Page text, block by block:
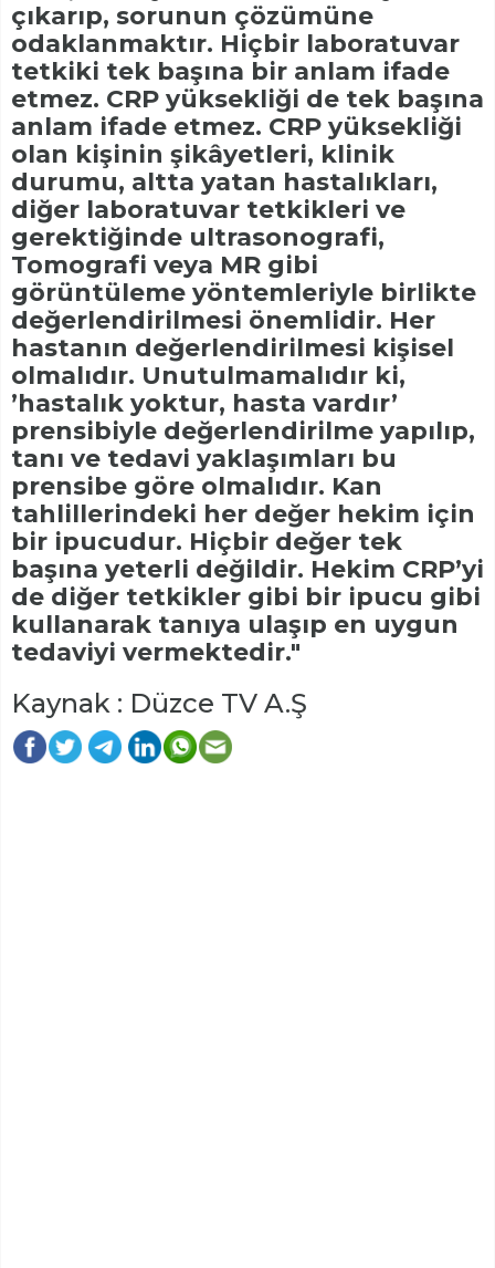
çıkarıp, sorunun çözümüne
odaklanmaktır. Hiçbir laboratuvar
tetkiki tek başına bir anlam ifade
etmez. CRP yüksekliği de tek başına
anlam ifade etmez. CRP yüksekliği
olan kişinin şikâyetleri, klinik
durumu, altta yatan hastalıkları,
diğer laboratuvar tetkikleri ve
gerektiğinde ultrasonografi,
Tomografi veya MR gibi
görüntüleme yöntemleriyle birlikte
değerlendirilmesi önemlidir. Her
hastanın değerlendirilmesi kişisel
olmalıdır. Unutulmamalıdır ki,
’hastalık yoktur, hasta vardır’
prensibiyle değerlendirilme yapılıp,
tanı ve tedavi yaklaşımları bu
prensibe göre olmalıdır. Kan
tahlillerindeki her değer hekim için
bir ipucudur. Hiçbir değer tek
başına yeterli değildir. Hekim CRP’yi
de diğer tetkikler gibi bir ipucu gibi
kullanarak tanıya ulaşıp en uygun
tedaviyi vermektedir."
Kaynak : Düzce TV A.Ş